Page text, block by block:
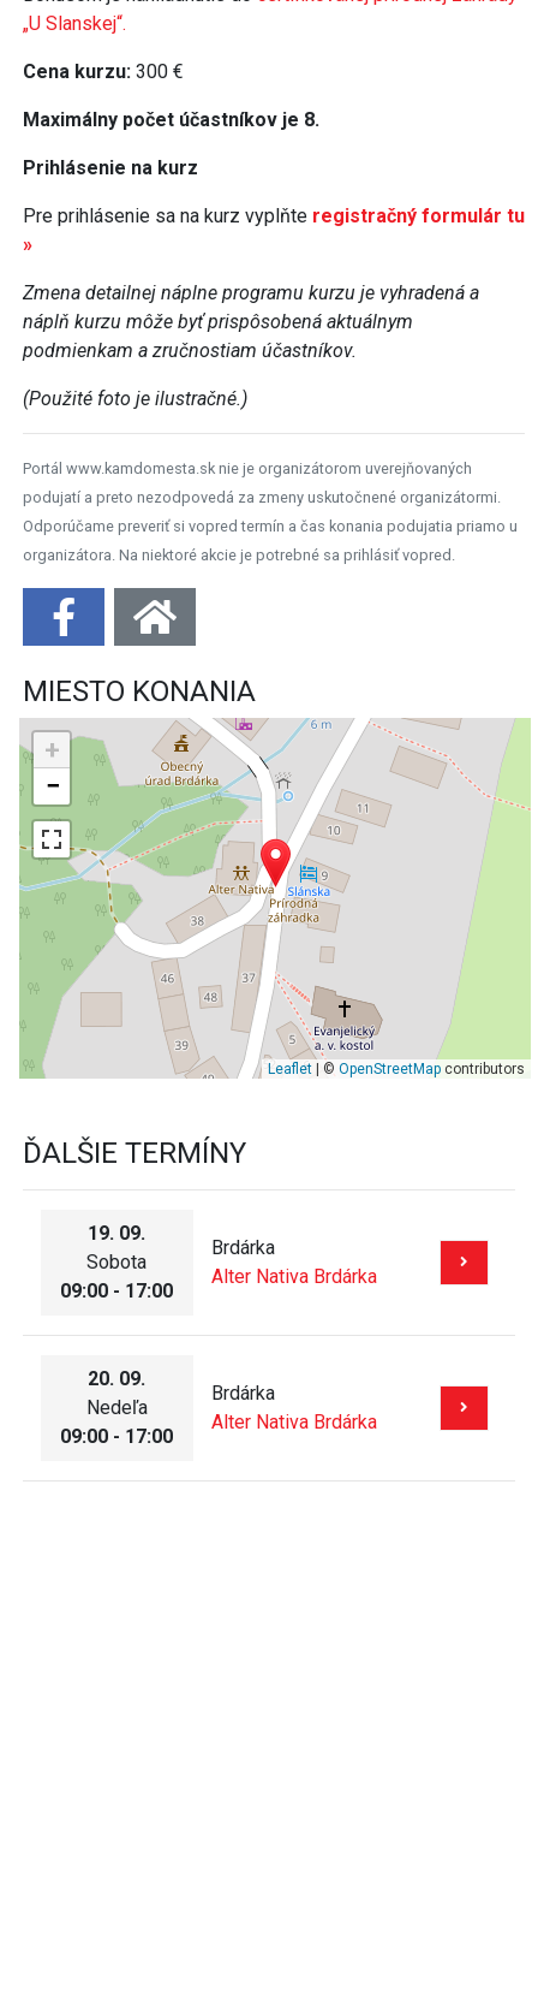
„U Slanskej“.
Cena kurzu: 300 €
Maximálny počet účastníkov je 8.
Prihlásenie na kurz
Pre prihlásenie sa na kurz vyplňte registračný formulár tu
»
Zmena detailnej náplne programu kurzu je vyhradená a
náplň kurzu môže byť prispôsobená aktuálnym
podmienkam a zručnostiam účastníkov.
(Použité foto je ilustračné.)
Portál www.kamdomesta.sk nie je organizátorom uverejňovaných
podujatí a preto nezodpovedá za zmeny uskutočnené organizátormi.
Odporúčame preveriť si vopred termín a čas konania podujatia priamo u
organizátora. Na niektoré akcie je potrebné sa prihlásiť vopred.
MIESTO KONANIA
+
−
Leaflet| © OpenStreetMapcontributors
ĎALŠIE TERMÍNY
19. 09.
Sobota
09:00 - 17:00
Brdárka
Alter Nativa Brdárka
20. 09.
Nedeľa
09:00 - 17:00
Brdárka
Alter Nativa Brdárka